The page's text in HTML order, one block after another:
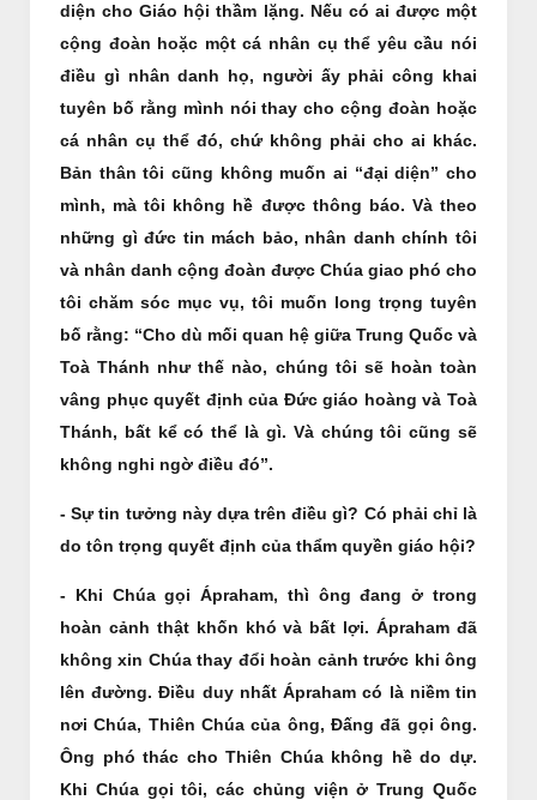
diện cho Giáo hội thầm lặng. Nếu có ai được một
cộng đoàn hoặc một cá nhân cụ thể yêu cầu nói
điều gì nhân danh họ, người ấy phải công khai
tuyên bố rằng mình nói thay cho cộng đoàn hoặc
cá nhân cụ thể đó, chứ không phải cho ai khác.
Bản thân tôi cũng không muốn ai “đại diện” cho
mình, mà tôi không hề được thông báo. Và theo
những gì đức tin mách bảo, nhân danh chính tôi
và nhân danh cộng đoàn được Chúa giao phó cho
tôi chăm sóc mục vụ, tôi muốn long trọng tuyên
bố rằng: “Cho dù mối quan hệ giữa Trung Quốc và
Toà Thánh như thế nào, chúng tôi sẽ hoàn toàn
vâng phục quyết định của Đức giáo hoàng và Toà
Thánh, bất kể có thể là gì. Và chúng tôi cũng sẽ
không nghi ngờ điều đó”.
- Sự tin tưởng này dựa trên điều gì? Có phải chỉ là
do tôn trọng quyết định của thẩm quyền giáo hội?
- Khi Chúa gọi Ápraham, thì ông đang ở trong
hoàn cảnh thật khốn khó và bất lợi. Ápraham đã
không xin Chúa thay đổi hoàn cảnh trước khi ông
lên đường. Điều duy nhất Ápraham có là niềm tin
nơi Chúa, Thiên Chúa của ông, Đấng đã gọi ông.
Ông phó thác cho Thiên Chúa không hề do dự.
Khi Chúa gọi tôi, các chủng viện ở Trung Quốc